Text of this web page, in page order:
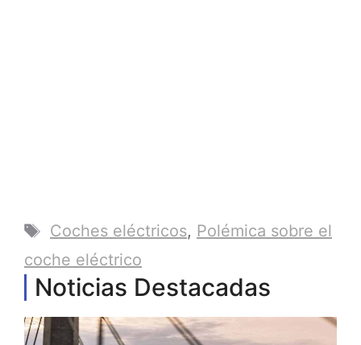
Etiquetas
Coches eléctricos, Polémica sobre el
coche eléctrico
Noticias Destacadas